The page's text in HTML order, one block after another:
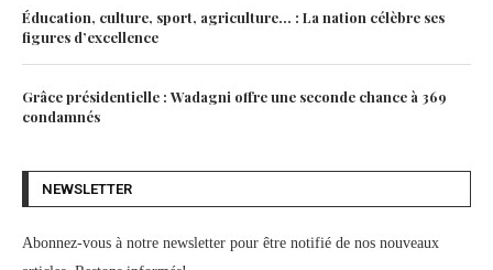
Éducation, culture, sport, agriculture… : La nation célèbre ses
figures d’excellence
Grâce présidentielle : Wadagni offre une seconde chance à 369
condamnés
NEWSLETTER
Abonnez-vous à notre newsletter pour être notifié de nos nouveaux